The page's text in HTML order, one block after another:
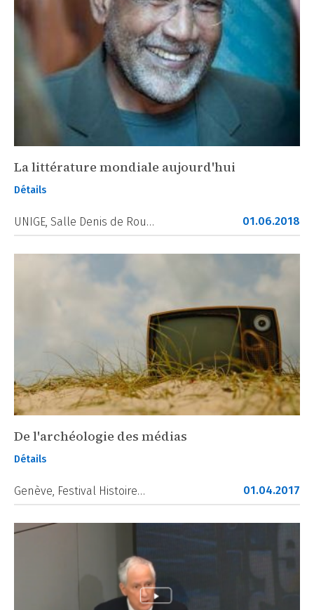
La littérature mondiale aujourd'hui
Détails
UNIGE, Salle Denis de Rou… 01.06.2018
De l'archéologie des médias
Détails
Genève, Festival Histoire… 01.04.2017